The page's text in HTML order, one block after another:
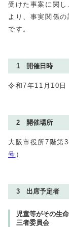
受けた事案に関
より、事実関係
です。
1 開催日時
令和7年11月10日
2 開催場所
大阪市役所7階第
号 ）
3 出席予定者
児童等がその生
三者委員会